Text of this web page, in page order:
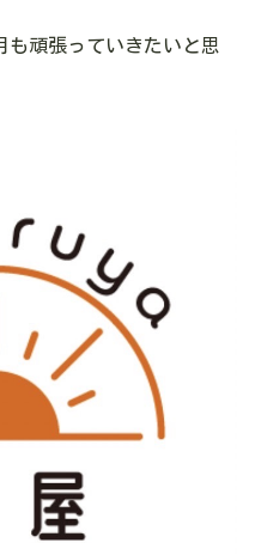
も頑張っていきたいと思